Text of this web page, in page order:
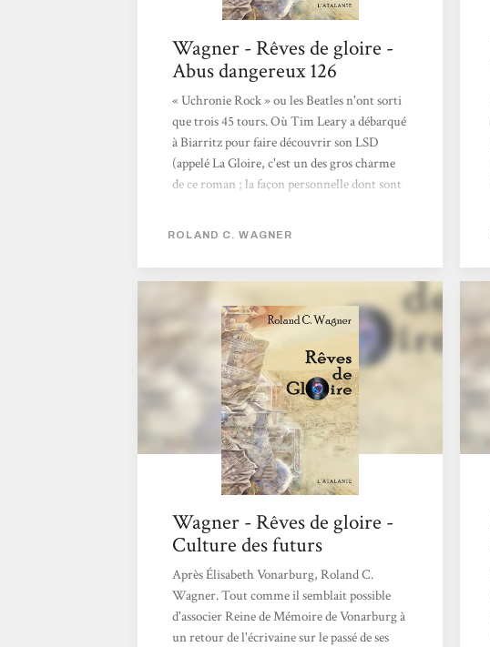
Wagner - Rêves de gloire -
Abus dangereux 126
« Uchronie Rock » ou les Beatles n'ont sorti
que trois 45 tours. Où Tim Leary a débarqué
à Biarritz pour faire découvrir son LSD
(appelé La Gloire, c'est un des gros charme
de ce roman ; la façon personnelle dont sont
que nous connaissons ou les petits éléments
commune autonome… Gros roman
totalement maîtrisé avec un mode narratif
particulier fait de très courts « chapitres »
racontés...
ROLAND C. WAGNER
Wagner - Rêves de gloire -
Culture des futurs
Après Élisabeth Vonarburg, Roland C.
Wagner. Tout comme il semblait possible
d'associer Reine de Mémoire de Vonarburg à
un retour de l'écrivaine sur le passé de ses